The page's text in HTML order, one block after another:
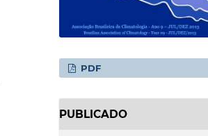
PDF
PUBLICADO